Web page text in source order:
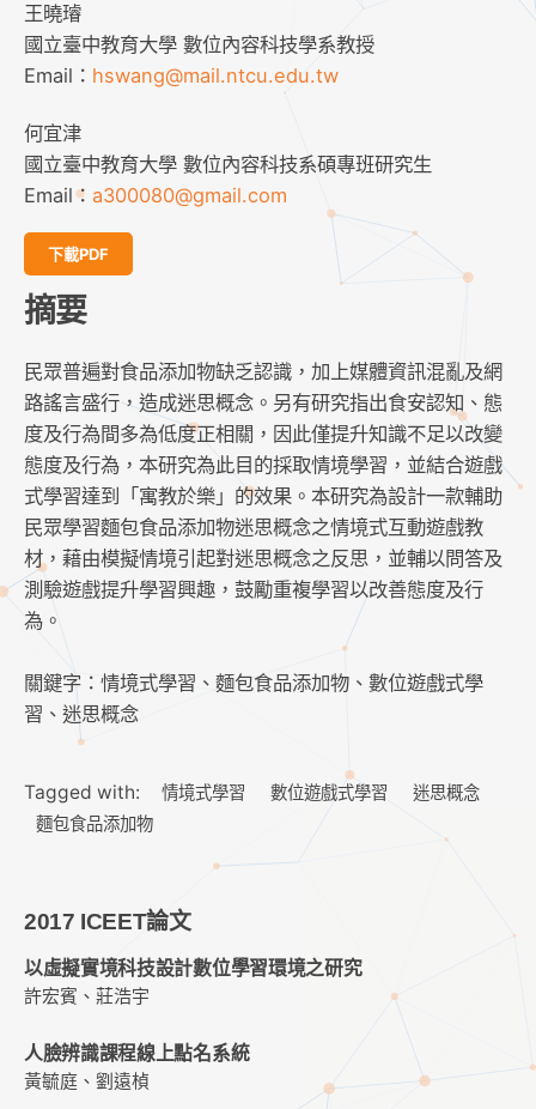
王曉璿
國立臺中教育大學 數位內容科技學系教授
Email： hswang@mail.ntcu.edu.tw
何宜津
國立臺中教育大學 數位內容科技系碩專班研究生
Email： a300080@gmail.com
下載PDF
摘要
民眾普遍對食品添加物缺乏認識，加上媒體資訊混亂及網
路謠言盛行，造成迷思概念。另有研究指出食安認知、態
度及行為間多為低度正相關，因此僅提升知識不足以改變
態度及行為，本研究為此目的採取情境學習，並結合遊戲
式學習達到「寓教於樂」的效果。本研究為設計一款輔助
民眾學習麵包食品添加物迷思概念之情境式互動遊戲教
材，藉由模擬情境引起對迷思概念之反思，並輔以問答及
測驗遊戲提升學習興趣，鼓勵重複學習以改善態度及行
為。
關鍵字：情境式學習、麵包食品添加物、數位遊戲式學
習、迷思概念
Tagged with: 情境式學習 數位遊戲式學習
迷思概念
麵包食品添加物
2017 ICEET論文
以虛擬實境科技設計數位學習環境之研究
許宏賓、莊浩宇
人臉辨識課程線上點名系統
黃毓庭、劉遠楨